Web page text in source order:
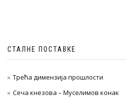
СТАЛНЕ ПОСТАВКЕ
Трећа димензија прошлости
Сеча кнезова – Муселимов конак